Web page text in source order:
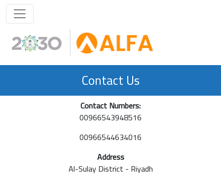
Contact Us
Contact Numbers:
00966543948516
00966544634016
Address
Al-Sulay District - Riyadh